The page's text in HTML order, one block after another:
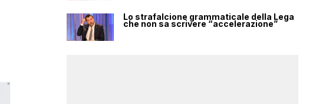
Lo strafalcione grammaticale della Lega
che non sa scrivere “accelerazione”